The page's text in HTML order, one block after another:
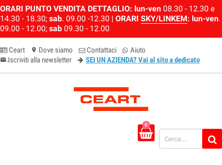
ORARI PUNTO VENDITA DETTAGLIO: lun-ven 08.30 - 12.30 e
14.30 - 18.30; sab. 09.00 -12.30 | ORARI SKY/LINKEM: lun-ven.
09.00 - 12.00; sab 09.30 - 12.00
Ceart location_on Dove siamo Contattaci Aiuto
email-newsletter
Iscriviti alla newsletter SEI UN AZIENDA? Vai al sito a dedicato
0